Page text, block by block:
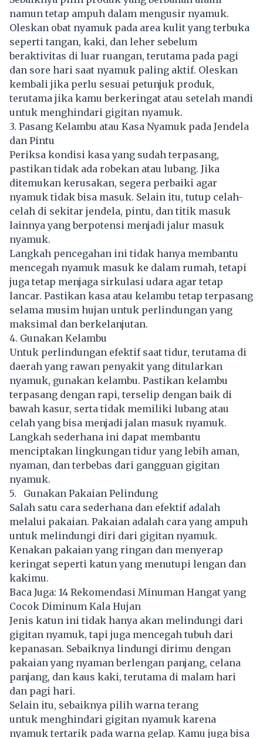
namun tetap ampuh dalam mengusir nyamuk.
Oleskan obat nyamuk pada area kulit yang terbuka
seperti tangan, kaki, dan leher sebelum
beraktivitas di luar ruangan, terutama pada pagi
dan sore hari saat nyamuk paling aktif. Oleskan
kembali jika perlu sesuai petunjuk produk,
terutama jika kamu berkeringat atau setelah mandi
untuk menghindari gigitan nyamuk.
3. Pasang Kelambu atau Kasa Nyamuk pada Jendela
dan Pintu
Periksa kondisi kasa yang sudah terpasang,
pastikan tidak ada robekan atau lubang. Jika
ditemukan kerusakan, segera perbaiki agar
nyamuk tidak bisa masuk. Selain itu, tutup celah-
celah di sekitar jendela, pintu, dan titik masuk
lainnya yang berpotensi menjadi jalur masuk
nyamuk.
Langkah pencegahan ini tidak hanya membantu
mencegah nyamuk masuk ke dalam rumah, tetapi
juga tetap menjaga sirkulasi udara agar tetap
lancar. Pastikan kasa atau kelambu tetap terpasang
selama musim hujan untuk perlindungan yang
maksimal dan berkelanjutan.
4. Gunakan Kelambu
Untuk perlindungan efektif saat tidur, terutama di
daerah yang rawan penyakit yang ditularkan
nyamuk, gunakan kelambu. Pastikan kelambu
terpasang dengan rapi, terselip dengan baik di
bawah kasur, serta tidak memiliki lubang atau
celah yang bisa menjadi jalan masuk nyamuk.
Langkah sederhana ini dapat membantu
menciptakan lingkungan tidur yang lebih aman,
nyaman, dan terbebas dari gangguan gigitan
nyamuk.
5. Gunakan Pakaian Pelindung
Salah satu cara sederhana dan efektif adalah
melalui pakaian. Pakaian adalah cara yang ampuh
untuk melindungi diri dari gigitan nyamuk.
Kenakan pakaian yang ringan dan menyerap
keringat seperti katun yang menutupi lengan dan
kakimu.
Baca Juga: 14 Rekomendasi Minuman Hangat yang
Cocok Diminum Kala Hujan
Jenis katun ini tidak hanya akan melindungi dari
gigitan nyamuk, tapi juga mencegah tubuh dari
kepanasan. Sebaiknya lindungi dirimu dengan
pakaian yang nyaman berlengan panjang, celana
panjang, dan kaus kaki, terutama di malam hari
dan pagi hari.
Selain itu, sebaiknya pilih warna terang
untuk menghindari gigitan nyamuk karena
nyamuk tertarik pada warna gelap. Kamu juga bisa